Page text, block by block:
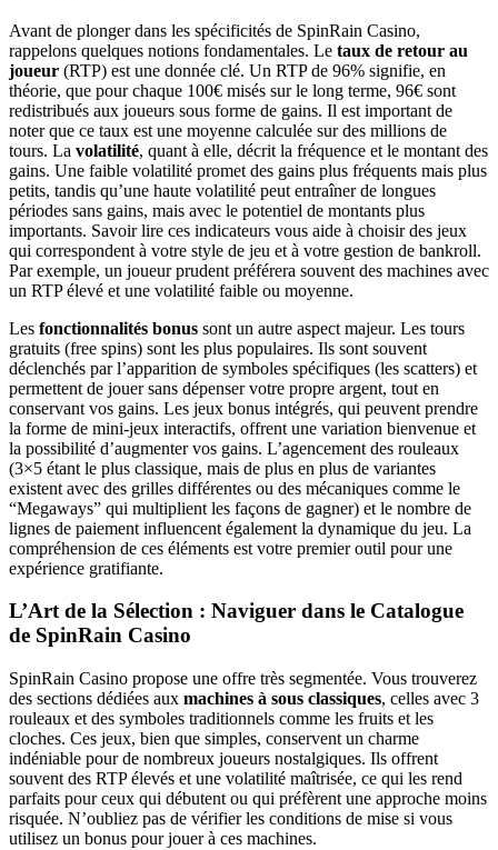
Avant de plonger dans les spécificités de SpinRain Casino,
rappelons quelques notions fondamentales. Le taux de retour au
joueur (RTP) est une donnée clé. Un RTP de 96% signifie, en
théorie, que pour chaque 100€ misés sur le long terme, 96€ sont
redistribués aux joueurs sous forme de gains. Il est important de
noter que ce taux est une moyenne calculée sur des millions de
tours. La volatilité, quant à elle, décrit la fréquence et le montant des
gains. Une faible volatilité promet des gains plus fréquents mais plus
petits, tandis qu’une haute volatilité peut entraîner de longues
périodes sans gains, mais avec le potentiel de montants plus
importants. Savoir lire ces indicateurs vous aide à choisir des jeux
qui correspondent à votre style de jeu et à votre gestion de bankroll.
Par exemple, un joueur prudent préférera souvent des machines avec
un RTP élevé et une volatilité faible ou moyenne.
Les fonctionnalités bonus sont un autre aspect majeur. Les tours
gratuits (free spins) sont les plus populaires. Ils sont souvent
déclenchés par l’apparition de symboles spécifiques (les scatters) et
permettent de jouer sans dépenser votre propre argent, tout en
conservant vos gains. Les jeux bonus intégrés, qui peuvent prendre
la forme de mini-jeux interactifs, offrent une variation bienvenue et
la possibilité d’augmenter vos gains. L’agencement des rouleaux
(3×5 étant le plus classique, mais de plus en plus de variantes
existent avec des grilles différentes ou des mécaniques comme le
“Megaways” qui multiplient les façons de gagner) et le nombre de
lignes de paiement influencent également la dynamique du jeu. La
compréhension de ces éléments est votre premier outil pour une
expérience gratifiante.
L’Art de la Sélection : Naviguer dans le Catalogue
de SpinRain Casino
SpinRain Casino propose une offre très segmentée. Vous trouverez
des sections dédiées aux machines à sous classiques, celles avec 3
rouleaux et des symboles traditionnels comme les fruits et les
cloches. Ces jeux, bien que simples, conservent un charme
indéniable pour de nombreux joueurs nostalgiques. Ils offrent
souvent des RTP élevés et une volatilité maîtrisée, ce qui les rend
parfaits pour ceux qui débutent ou qui préfèrent une approche moins
risquée. N’oubliez pas de vérifier les conditions de mise si vous
utilisez un bonus pour jouer à ces machines.